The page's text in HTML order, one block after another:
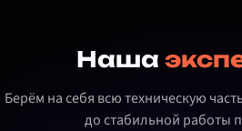
Наша
Берём на себя всю техническую
до стабильной работы